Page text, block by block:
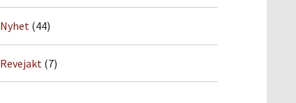
Nyhet (44)
Revejakt (7)